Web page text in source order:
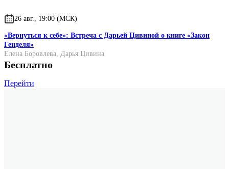
26 авг., 19:00 (МСК)
«Вернуться к себе»: Встреча с Дарьей Цивиной о книге «Закон
Генделя»
Елена Боровлева, Дарья Цивина
Бесплатно
Перейти